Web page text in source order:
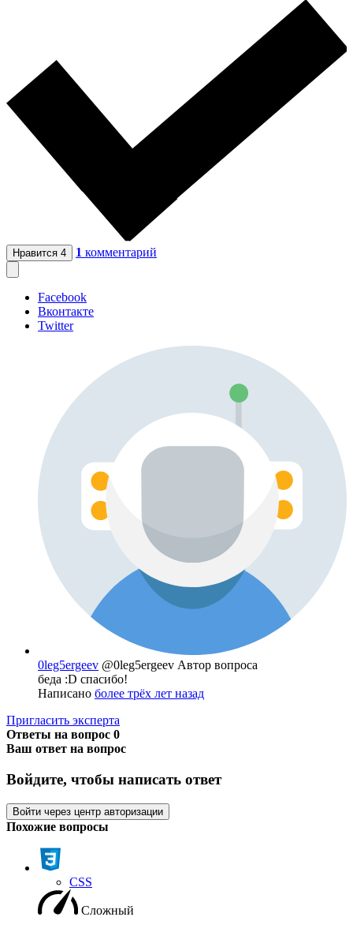
Нравится 4 1 комментарий
Facebook
Вконтакте
Twitter
0leg5ergeev @0leg5ergeev Автор вопроса
беда :D спасибо!
Написано более трёх лет назад
Пригласить эксперта
Ответы на вопрос 0
Ваш ответ на вопрос
Войдите, чтобы написать ответ
Войти через центр авторизации
Похожие вопросы
CSS
Сложный